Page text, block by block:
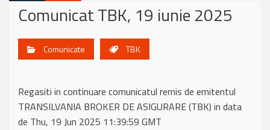
Comunicat TBK, 19 iunie 2025
Comunicate TBK
Regasiti in continuare comunicatul remis de emitentul
TRANSILVANIA BROKER DE ASIGURARE (TBK) in data
de Thu, 19 Jun 2025 11:39:59 GMT